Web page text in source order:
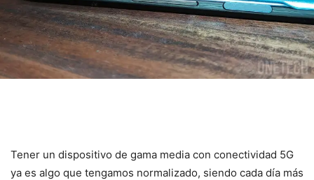
Tener un dispositivo de gama media con conectividad 5G
ya es algo que tengamos normalizado, siendo cada día más